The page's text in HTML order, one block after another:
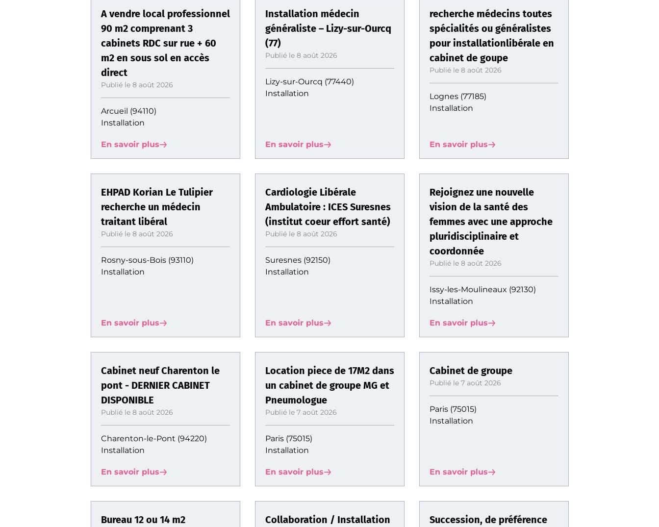
A vendre local professionnel
90 m2 comprenant 3
cabinets RDC sur rue + 60
m2 en sous sol en accès
direct
Publié le 8 août 2026
Arcueil (94110)
Installation
En savoir plus
Installation médecin
généraliste – Lizy-sur-Ourcq
(77)
Publié le 8 août 2026
Lizy-sur-Ourcq (77440)
Installation
En savoir plus
recherche médecins toutes
spécialités ou généralistes
pour installationlibérale en
cabinet de goupe
Publié le 8 août 2026
Lognes (77185)
Installation
En savoir plus
EHPAD Korian Le Tulipier
recherche un médecin
traitant libéral
Publié le 8 août 2026
Rosny-sous-Bois (93110)
Installation
En savoir plus
Cardiologie Libérale
Ambulatoire : ICES Suresnes
(institut coeur effort santé)
Publié le 8 août 2026
Suresnes (92150)
Installation
En savoir plus
Rejoignez une nouvelle
vision de la santé des
femmes avec une approche
pluridisciplinaire et
coordonnée
Publié le 8 août 2026
Issy-les-Moulineaux (92130)
Installation
En savoir plus
Cabinet neuf Charenton le
pont - DERNIER CABINET
DISPONIBLE
Publié le 8 août 2026
Charenton-le-Pont (94220)
Installation
En savoir plus
Location piece de 17M2 dans
un cabinet de groupe MG et
Pneumologue
Publié le 7 août 2026
Paris (75015)
Installation
En savoir plus
Cabinet de groupe
Publié le 7 août 2026
Paris (75015)
Installation
En savoir plus
Bureau 12 ou 14 m2
Collaboration / Installation
Succession, de préférence